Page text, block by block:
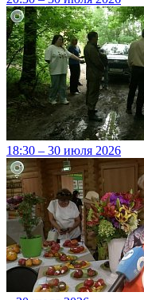
18:30 – 30 июля 2026